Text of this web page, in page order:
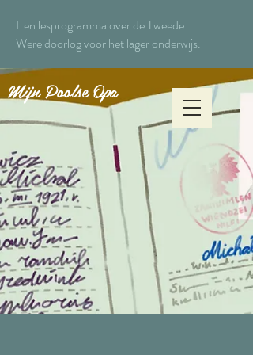
Mijn Poolse Opa
Een lesprogramma over de Tweede
Wereldoorlog voor het lager onderwijs.